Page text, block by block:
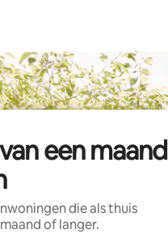
een maand
die als thuis
of langer.